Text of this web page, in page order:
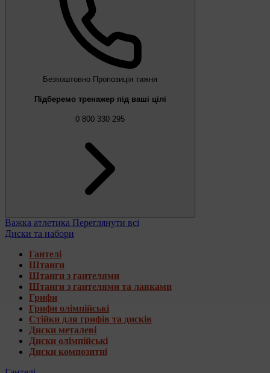
Безкоштовно Пропозиція тижня
Підберемо тренажер під ваші цілі
0 800 330 295
Важка атлетика Переглянути всі
Диски та набори
Гантелі
Штанги
Штанги з гантелями
Штанги з гантелями та лавками
Грифи
Грифи олімпійські
Стійки для грифів та дисків
Диски металеві
Диски олімпійські
Диски композитні